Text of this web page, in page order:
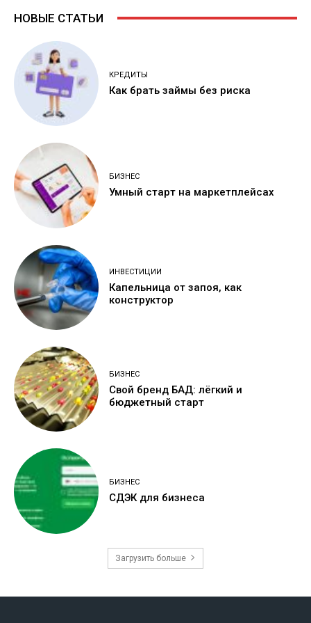
НОВЫЕ СТАТЬИ
КРЕДИТЫ
Как брать займы без риска
БИЗНЕС
Умный старт на маркетплейсах
ИНВЕСТИЦИИ
Капельница от запоя, как
конструктор
БИЗНЕС
Свой бренд БАД: лёгкий и
бюджетный старт
БИЗНЕС
СДЭК для бизнеса
Загрузить больше